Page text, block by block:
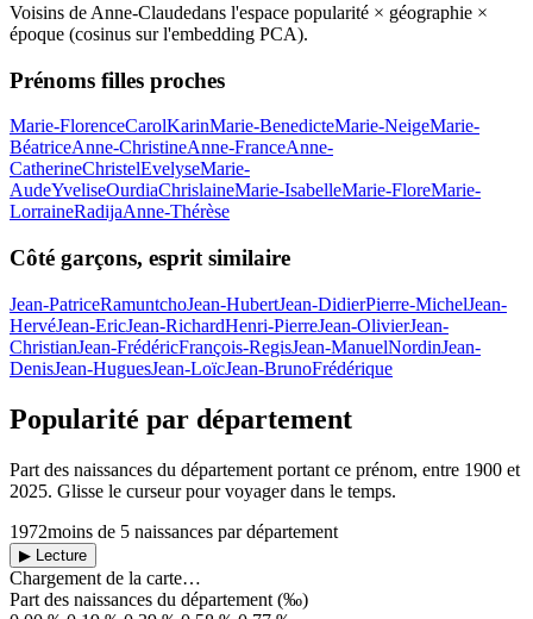
Voisins de Anne-Claudedans l'espace popularité × géographie ×
époque (cosinus sur l'embedding PCA).
Prénoms filles proches
Marie-FlorenceCarolKarinMarie-BenedicteMarie-NeigeMarie-
BéatriceAnne-ChristineAnne-FranceAnne-
CatherineChristelEvelyseMarie-
AudeYveliseOurdiaChrislaineMarie-IsabelleMarie-FloreMarie-
LorraineRadijaAnne-Thérèse
Côté garçons, esprit similaire
Jean-PatriceRamuntchoJean-HubertJean-DidierPierre-MichelJean-
HervéJean-EricJean-RichardHenri-PierreJean-OlivierJean-
ChristianJean-FrédéricFrançois-RegisJean-ManuelNordinJean-
DenisJean-HuguesJean-LoïcJean-BrunoFrédérique
Popularité par département
Part des naissances du département portant ce prénom, entre 1900 et
2025. Glisse le curseur pour voyager dans le temps.
1972moins de 5 naissances par département
▶ Lecture
Chargement de la carte…
Part des naissances du département (‰)